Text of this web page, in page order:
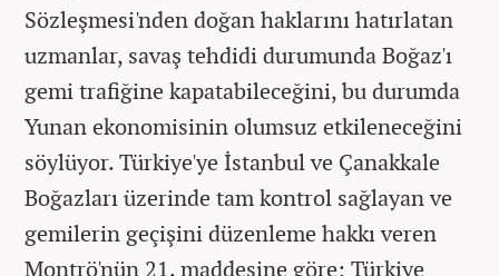
Sözleşmesi'nden doğan haklarını hatırlatan
uzmanlar, savaş tehdidi durumunda Boğaz'ı
gemi trafiğine kapatabileceğini, bu durumda
Yunan ekonomisinin olumsuz etkileneceğini
söylüyor. Türkiye'ye İstanbul ve Çanakkale
Boğazları üzerinde tam kontrol sağlayan ve
gemilerin geçişini düzenleme hakkı veren
Montrö'nün 21. maddesine göre; Türkiye